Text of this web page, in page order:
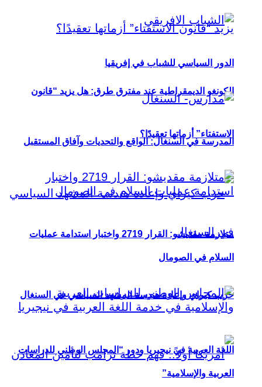
الكونغو الديمقراطية عند مفترق طرق: هل يزيد “قانون
الاستفتاء” أزماتها تعقيدًا؟
حزب كيراي وإعادة هندسة المشهد السياسي في السنغال
الدور السياسي للشباب في إفريقيا
المدرسة في السنغال: الواقع والتحديات وآفاق المستقبل
متلازمة مقديشو: القرار 2719 واختبار استدامة عمليات
السلام في الصومال
اللغة العربية في نيجيريا ودور “المجلس الوطني للدراسات
العربية والإسلامية”